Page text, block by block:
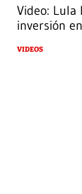
Video: Lula
inversión
VIDEOS